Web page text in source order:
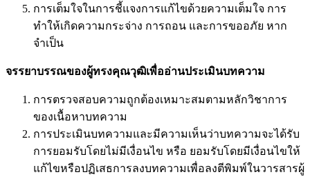
การเต็มใจในการชี้แจงการแก้ไขด้วยความเต็มใจ การ
ทำให้เกิดความกระจ่าง การถอน และการขออภัย หาก
จำเป็น
จรรยาบรรณของผู้ทรงคุณวุฒิเพื่ออ่านประเมินบทความ
การตรวจสอบความถูกต้องเหมาะสมตามหลักวิชาการ
ของเนื้อหาบทความ
การประเมินบทความและมีความเห็นว่าบทความจะได้รับ
การยอมรับโดยไม่มีเงื่อนไข หรือ ยอมรับโดยมีเงื่อนไขให้
แก้ไขหรือปฏิเสธการลงบทความเพื่อลงตีพิมพ์ในวารสารผู้